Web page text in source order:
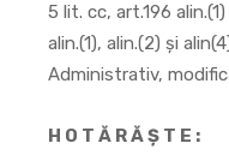
5 lit. cc, art.196
alin.(1), alin.(2) și
Administrativ,
H O T Ă R Ă Ş T E :